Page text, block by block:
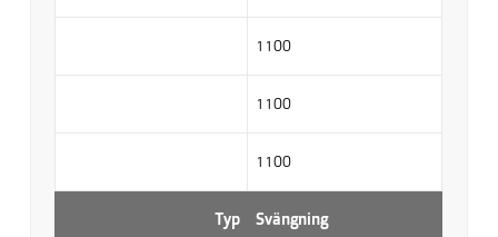
1100
1100
1100
Typ Svängning